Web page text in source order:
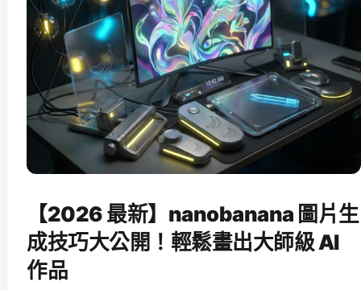
【2026 最新】nanobanana 圖片生
成技巧大公開！輕鬆畫出大師級 AI
作品